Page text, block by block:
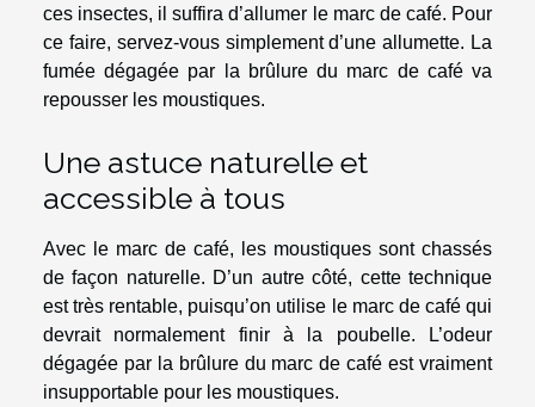
ces insectes, il suffira d’allumer le marc de café. Pour
ce faire, servez-vous simplement d’une allumette. La
fumée dégagée par la brûlure du marc de café va
repousser les moustiques.
Une astuce naturelle et
accessible à tous
Avec le marc de café, les moustiques sont chassés
de façon naturelle. D’un autre côté, cette technique
est très rentable, puisqu’on utilise le marc de café qui
devrait normalement finir à la poubelle. L’odeur
dégagée par la brûlure du marc de café est vraiment
insupportable pour les moustiques.